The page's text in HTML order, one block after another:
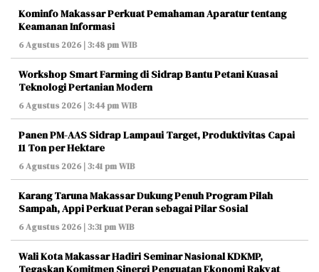
Kominfo Makassar Perkuat Pemahaman Aparatur tentang
Keamanan Informasi
6 Agustus 2026 | 3:48 pm WIB
Workshop Smart Farming di Sidrap Bantu Petani Kuasai
Teknologi Pertanian Modern
6 Agustus 2026 | 3:44 pm WIB
Panen PM-AAS Sidrap Lampaui Target, Produktivitas Capai
11 Ton per Hektare
6 Agustus 2026 | 3:41 pm WIB
Karang Taruna Makassar Dukung Penuh Program Pilah
Sampah, Appi Perkuat Peran sebagai Pilar Sosial
6 Agustus 2026 | 3:31 pm WIB
Wali Kota Makassar Hadiri Seminar Nasional KDKMP,
Tegaskan Komitmen Sinergi Penguatan Ekonomi Rakyat